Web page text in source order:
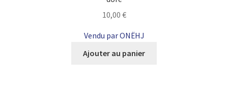
10,00 €
Vendu par ONËHJ
Ajouter au panier